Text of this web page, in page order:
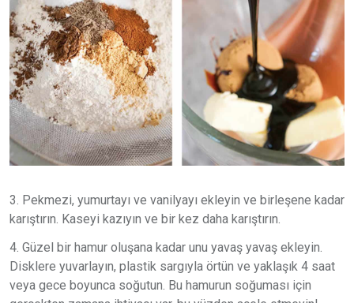
3. Pekmezi, yumurtayı ve vanilyayı ekleyin ve birleşene kadar
karıştırın. Kaseyi kazıyın ve bir kez daha karıştırın.
4. Güzel bir hamur oluşana kadar unu yavaş yavaş ekleyin.
Disklere yuvarlayın, plastik sargıyla örtün ve yaklaşık 4 saat
veya gece boyunca soğutun. Bu hamurun soğuması için